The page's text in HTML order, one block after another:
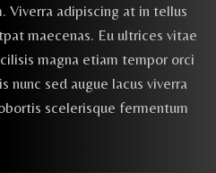
Viverra adipiscing at in tellus
maecenas. Eu ultrices vitae
magna etiam tempor orci
nunc sed augue lacus viverra
scelerisque fermentum